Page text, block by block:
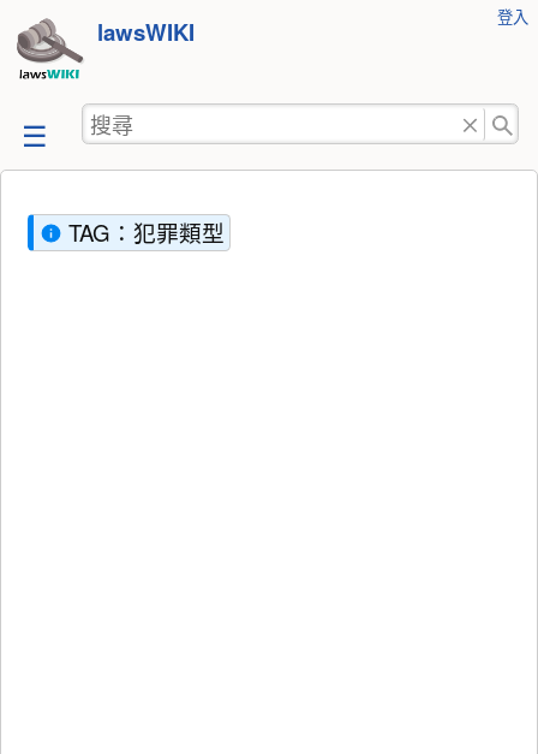
跳
至
容
lawsWIKI
工
登入
搜
尋
TAG：犯罪類型